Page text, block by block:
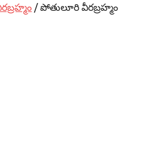
/ పోతులూరి వీరబ్రహ్మం